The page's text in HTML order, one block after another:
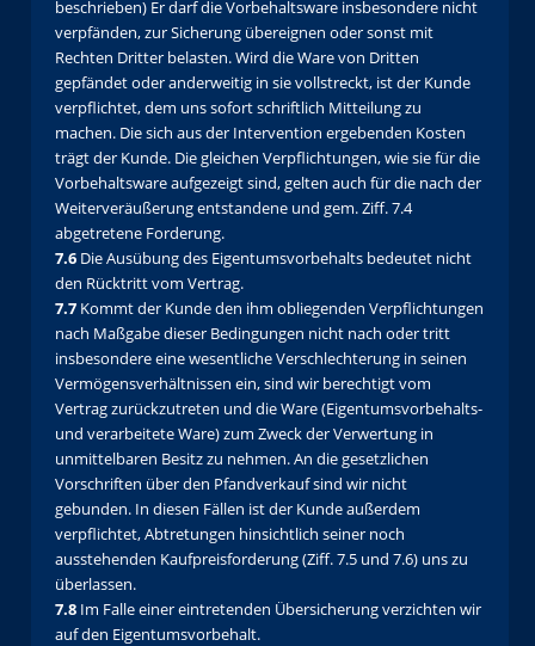
beschrieben) Er darf die Vorbehaltsware insbesondere nicht
verpfänden, zur Sicherung übereignen oder sonst mit
Rechten Dritter belasten. Wird die Ware von Dritten
gepfändet oder anderweitig in sie vollstreckt, ist der Kunde
verpflichtet, dem uns sofort schriftlich Mitteilung zu
machen. Die sich aus der Intervention ergebenden Kosten
trägt der Kunde. Die gleichen Verpflichtungen, wie sie für die
Vorbehaltsware aufgezeigt sind, gelten auch für die nach der
Weiterveräußerung entstandene und gem. Ziff. 7.4
abgetretene Forderung.
7.6 Die Ausübung des Eigentumsvorbehalts bedeutet nicht
den Rücktritt vom Vertrag.
7.7 Kommt der Kunde den ihm obliegenden Verpflichtungen
nach Maßgabe dieser Bedingungen nicht nach oder tritt
insbesondere eine wesentliche Verschlechterung in seinen
Vermögensverhältnissen ein, sind wir berechtigt vom
Vertrag zurückzutreten und die Ware (Eigentumsvorbehalts-
und verarbeitete Ware) zum Zweck der Verwertung in
unmittelbaren Besitz zu nehmen. An die gesetzlichen
Vorschriften über den Pfandverkauf sind wir nicht
gebunden. In diesen Fällen ist der Kunde außerdem
verpflichtet, Abtretungen hinsichtlich seiner noch
ausstehenden Kaufpreisforderung (Ziff. 7.5 und 7.6) uns zu
überlassen.
7.8 Im Falle einer eintretenden Übersicherung verzichten wir
auf den Eigentumsvorbehalt.